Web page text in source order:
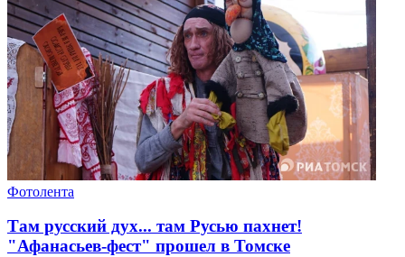
Фотолента
Там русский дух... там Русью пахнет!
"Афанасьев-фест" прошел в Томске